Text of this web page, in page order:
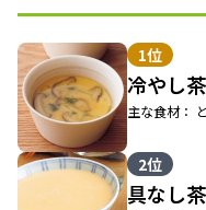
1位
冷やし
主な食材：
2位
具なし